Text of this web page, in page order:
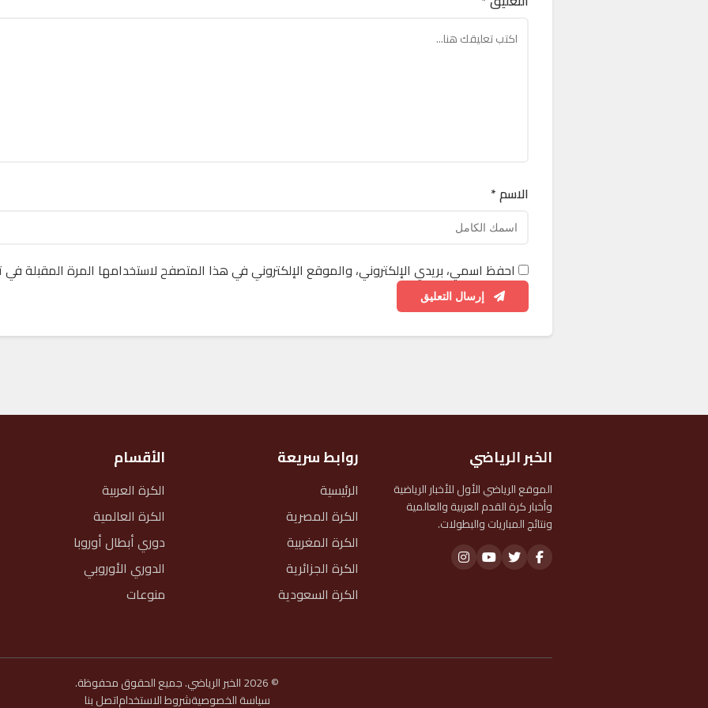
الاسم *
احفظ اسمي، بريدي الإلكتروني، والموقع الإلكتروني في هذا المتصفح لاستخدامها المرة المقبلة
الخبر الرياضي
الموقع الرياضي الأول للأخبار الرياضية
وأخبار كرة القدم العربية والعالمية
ونتائج المباريات والبطولات.
روابط سريعة
الرئيسية
الكرة المصرية
الكرة المغربية
الكرة الجزائرية
الكرة السعودية
الأقسام
الكرة العربية
الكرة العالمية
دوري أبطال أوروبا
الدوري الأوروبي
منوعات
© 2026 الخبر الرياضي. جميع الحقوق محفوظة.
سياسة الخصوصيةشروط الاستخداماتصل بنا